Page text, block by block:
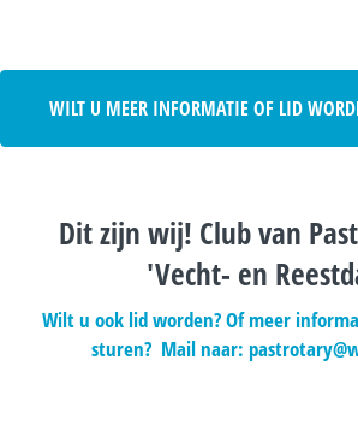
WILT U MEER INFORMATIE OF LID
Dit zijn wij! Club van
'Vecht- en
Wilt u ook lid worden? Of meer
sturen? Mail naar: